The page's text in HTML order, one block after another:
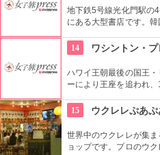
地下鉄5号線光化門駅の
にある大型書店です。韓
に韓国語を学びたい人
14 ワシントン・
ハワイ王朝最後の国王
ーにより王座を追われ
に才能のあった女性。
きます。
15 ウクレレぷあぷ
世界中のウクレレが集
ョップです。プロのウ